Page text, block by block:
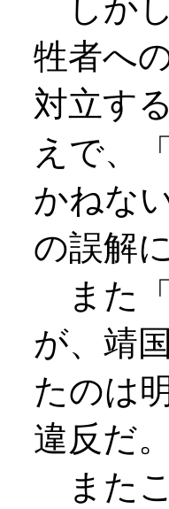
しかし
牲者へ
対立す
えで、
かねな
の誤解
また
が、靖
たのは
違反だ。
またこ